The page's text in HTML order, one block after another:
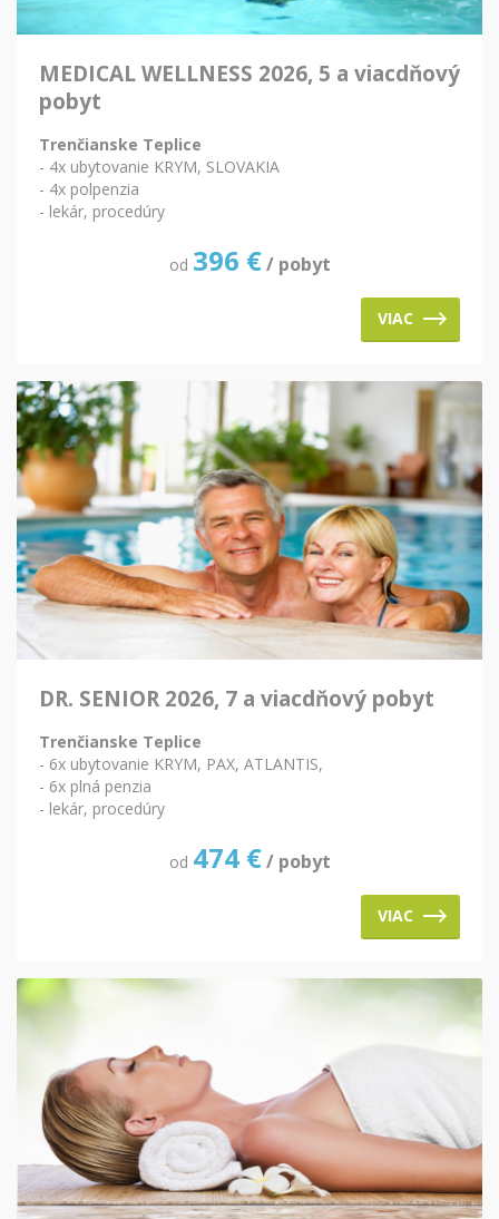
MEDICAL WELLNESS 2026, 5 a viacdňový
pobyt
Trenčianske Teplice
- 4x ubytovanie KRYM, SLOVAKIA
- 4x polpenzia
- lekár, procedúry
od 396 € / pobyt
VIAC
DR. SENIOR 2026, 7 a viacdňový pobyt
Trenčianske Teplice
- 6x ubytovanie KRYM, PAX, ATLANTIS,
- 6x plná penzia
- lekár, procedúry
od 474 € / pobyt
VIAC